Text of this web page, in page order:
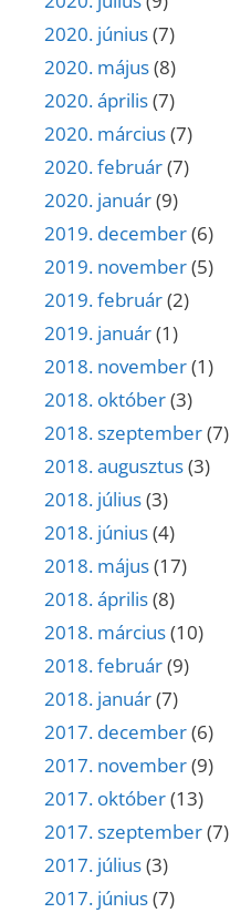
2020. június(7)
2020. május(8)
2020. április(7)
2020. március(7)
2020. február(7)
2020. január(9)
2019. december(6)
2019. november(5)
2019. február(2)
2019. január(1)
2018. november(1)
2018. október(3)
2018. szeptember(7)
2018. augusztus(3)
2018. július(3)
2018. június(4)
2018. május(17)
2018. április(8)
2018. március(10)
2018. február(9)
2018. január(7)
2017. december(6)
2017. november(9)
2017. október(13)
2017. szeptember(7)
2017. július(3)
2017. június(7)